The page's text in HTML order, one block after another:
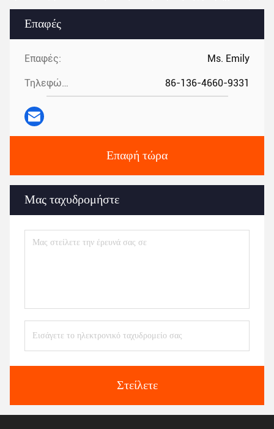
Επαφές
Επαφές: Ms. Emily
Τηλεφώνημα: 86-136-4660-9331
Επαφή τώρα
Μας ταχυδρομήστε
Στείλετε